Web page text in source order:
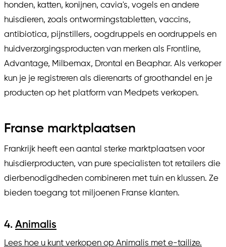
honden, katten, konijnen, cavia's, vogels en andere
huisdieren, zoals ontwormingstabletten, vaccins,
antibiotica, pijnstillers, oogdruppels en oordruppels en
huidverzorgingsproducten van merken als Frontline,
Advantage, Milbemax, Drontal en Beaphar. Als verkoper
kun je je registreren als dierenarts of groothandel en je
producten op het platform van Medpets verkopen.
Franse marktplaatsen
Frankrijk heeft een aantal sterke marktplaatsen voor
huisdierproducten, van pure specialisten tot retailers die
dierbenodigdheden combineren met tuin en klussen. Ze
bieden toegang tot miljoenen Franse klanten.
4. Animalis
Lees hoe u kunt verkopen op Animalis met e-tailize.